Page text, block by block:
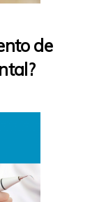
de